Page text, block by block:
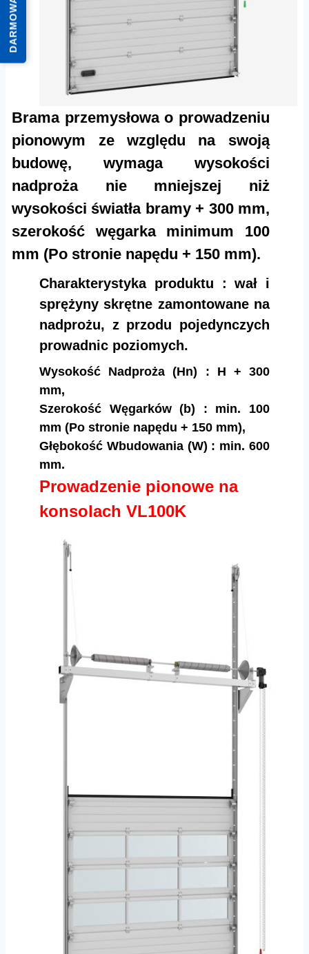
Brama przemysłowa o prowadzeniu
pionowym ze względu na swoją
budowę, wymaga wysokości
nadproża nie mniejszej niż
wysokości światła bramy + 300 mm,
szerokość węgarka minimum 100
mm (Po stronie napędu + 150 mm).
Charakterystyka produktu : wał i
sprężyny skrętne zamontowane na
nadprożu, z przodu pojedynczych
prowadnic poziomych.
Wysokość Nadproża (Hn) : H + 300
mm,
Szerokość Węgarków (b) : min. 100
mm (Po stronie napędu + 150 mm),
Głębokość Wbudowania (W) : min. 600
mm.
Prowadzenie pionowe na
konsolach VL100K